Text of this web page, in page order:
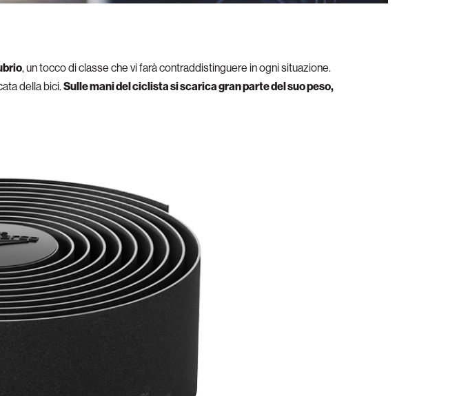
, un tocco di classe che vi farà contraddistinguere in ogni situazione.
della bici.Sulle mani del ciclista si scarica gran parte del suo peso,